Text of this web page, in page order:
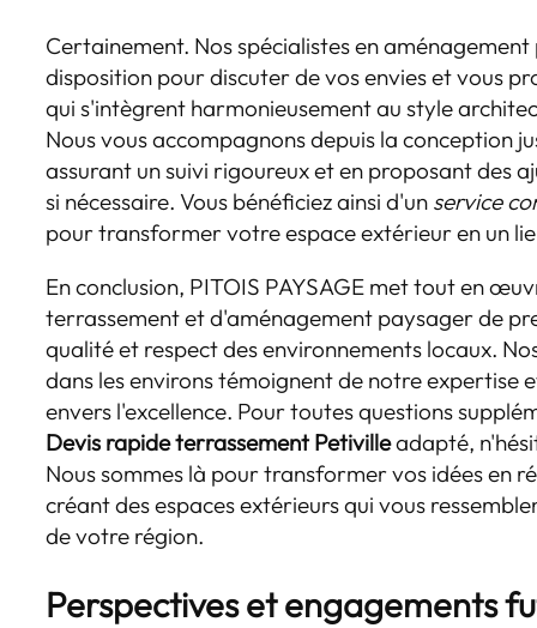
Certainement. Nos spécialistes en
disposition pour discuter de vos envies et vous
qui s'intègrent harmonieusement au style
Nous vous accompagnons depuis la conception
assurant un suivi rigoureux et en proposant des
si nécessaire. Vous bénéficiez ainsi d'un service
pour transformer votre espace extérieur en un
En conclusion, PITOIS PAYSAGE met tout en
terrassement et d'aménagement paysager de
qualité et respect des environnements locaux.
dans les environs témoignent de notre expertise
envers l'excellence. Pour toutes questions
Devis rapide terrassement Petivilleadapté,
Nous sommes là pour transformer vos idées en
créant des espaces extérieurs qui vous
de votre région.
Perspectives et engagements